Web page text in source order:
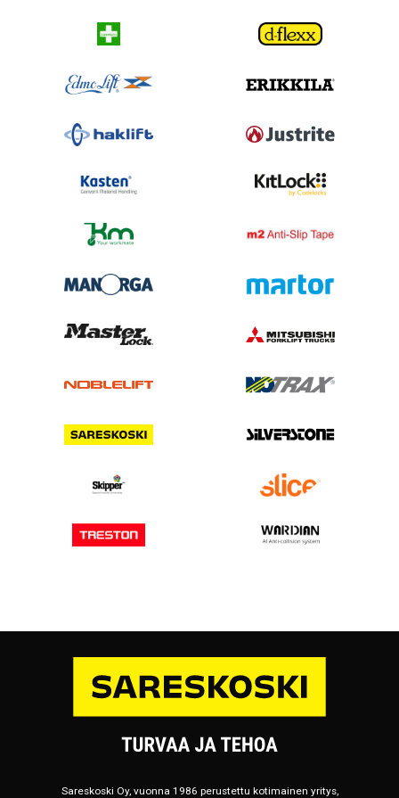
Sareskoski Oy, vuonna 1986 perustettu kotimainen yritys,